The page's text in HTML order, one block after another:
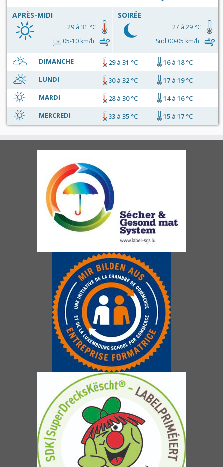
APRÈS-MIDI
29 à 31 °C
Est05-10 km/h
SOIRÉE
27 à 29 °C
Sud 00-05 km/h
DIMANCHE 29 à 31 °C
16 à 18 °C
LUNDI
30 à 32 °C
17 à 19 °C
MARDI
28 à 30 °C
14 à 16 °C
MERCREDI
33 à 35 °C 15 à 17 °C